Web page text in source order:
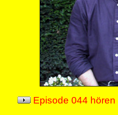
Episode 044 hören